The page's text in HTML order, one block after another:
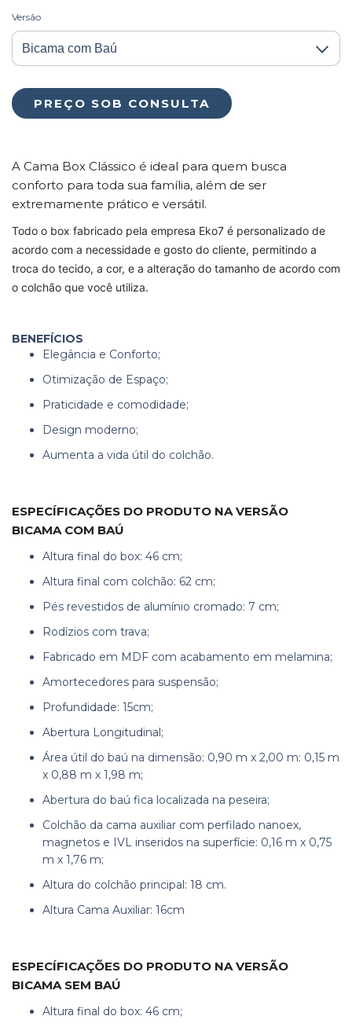
Versão
A Cama Box Clássico é ideal para quem busca
conforto para toda sua família, além de ser
extremamente prático e versátil.
Todo o box fabricado pela empresa Eko7 é personalizado de
acordo com a necessidade e gosto do cliente, permitindo a
troca do tecido, a cor, e a alteração do tamanho de acordo com
o colchão que você utiliza.
BENEFÍCIOS
Elegância e Conforto;
Otimização de Espaço;
Praticidade e comodidade;
Design moderno;
Aumenta a vida útil do colchão.
ESPECÍFICAÇÕES DO PRODUTO NA VERSÃO
BICAMA COM BAÚ
Altura final do box: 46 cm;
Altura final com colchão: 62 cm;
Pés revestidos de alumínio cromado: 7 cm;
Rodízios com trava;
Fabricado em MDF com acabamento em melamina;
Amortecedores para suspensão;
Profundidade: 15cm;
Abertura Longitudinal;
Área útil do baú na dimensão: 0,90 m x 2,00 m: 0,15 m
x 0,88 m x 1,98 m;
Abertura do baú fica localizada na peseira;
Colchão da cama auxiliar com perfilado nanoex,
magnetos e IVL inseridos na superfície: 0,16 m x 0,75
m x 1,76 m;
Altura do colchão principal: 18 cm.
Altura Cama Auxiliar: 16cm
ESPECÍFICAÇÕES DO PRODUTO NA VERSÃO
BICAMA SEM BAÚ
Altura final do box: 46 cm;